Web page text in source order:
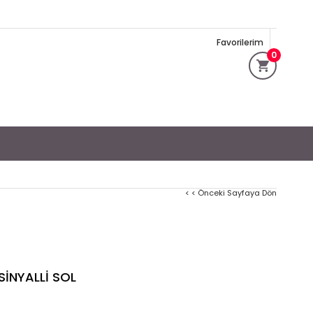
0
Favorilerim
< < Önceki Sayfaya Dön
SOL